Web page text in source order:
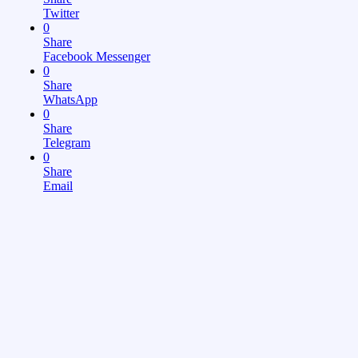
Twitter
0
Share
Facebook Messenger
0
Share
WhatsApp
0
Share
Telegram
0
Share
Email